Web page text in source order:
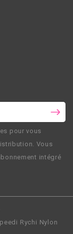
pour vous
. Vous
intégré
Rychi Nylon